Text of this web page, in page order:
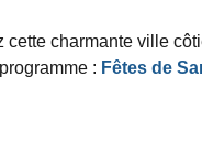
charmante ville
: Fêtes de